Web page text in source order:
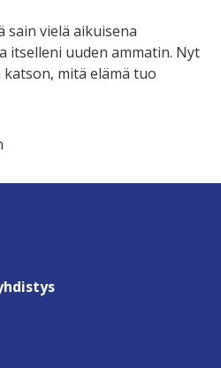
sain vielä aikuisena
itselleni uuden ammatin. Nyt
mitä elämä tuo